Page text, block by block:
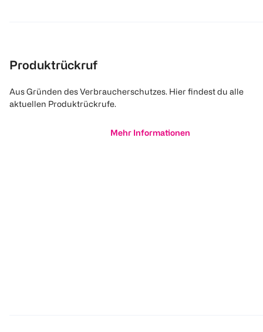
Produktrückruf
Aus Gründen des Verbraucherschutzes. Hier findest du alle
aktuellen Produktrückrufe.
Mehr Informationen